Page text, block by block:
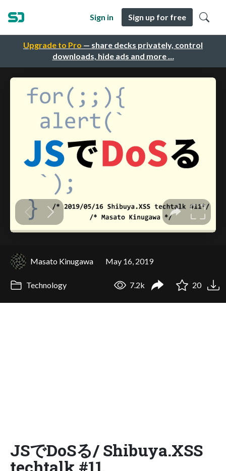
Upgrade to Pro — share decks privately, control
downloads, hide ads and more …
Sign in Sign up for free
Masato Kinugawa May 16, 2019
Technology 7.2k 20
JSでDoSる/ Shibuya.XSS
techtalk #11